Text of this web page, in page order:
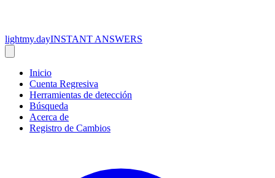
lightmy.dayINSTANT ANSWERS
Inicio
Cuenta Regresiva
Herramientas de detección
Búsqueda
Acerca de
Registro de Cambios